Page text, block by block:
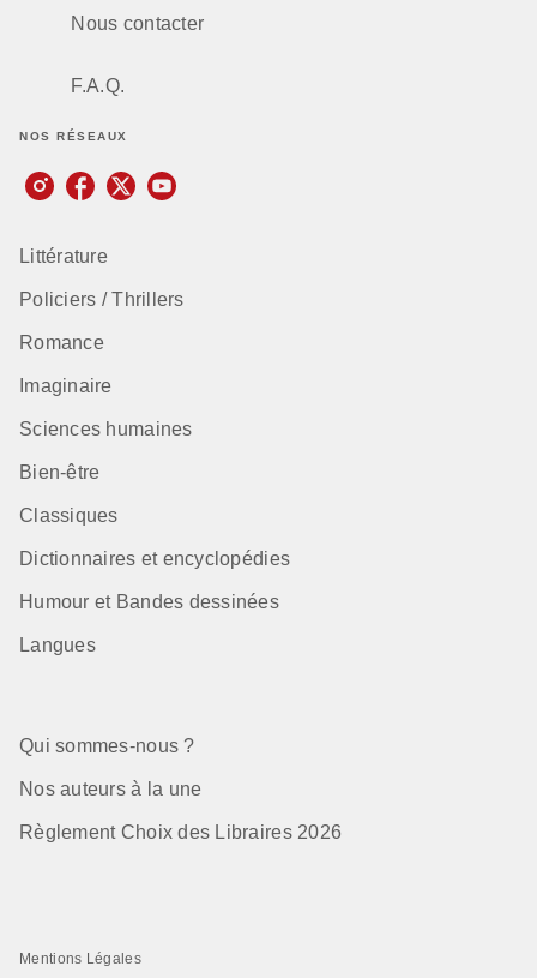
Nous contacter
F.A.Q.
NOS RÉSEAUX
Littérature
Policiers / Thrillers
Romance
Imaginaire
Sciences humaines
Bien-être
Classiques
Dictionnaires et encyclopédies
Humour et Bandes dessinées
Langues
Qui sommes-nous ?
Nos auteurs à la une
Règlement Choix des Libraires 2026
Mentions Légales